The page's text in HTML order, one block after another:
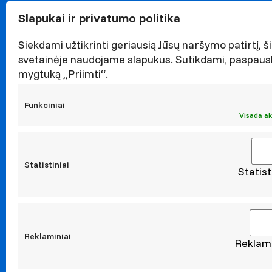
Slapukai ir privatumo politika
Siekdami užtikrinti geriausią Jūsų naršymo patirtį,
svetainėje naudojame slapukus. Sutikdami,
mygtuką „Priimti“.
Funkciniai
Visada
Statistiniai
Reklaminiai
Renginiai
Leidiniai